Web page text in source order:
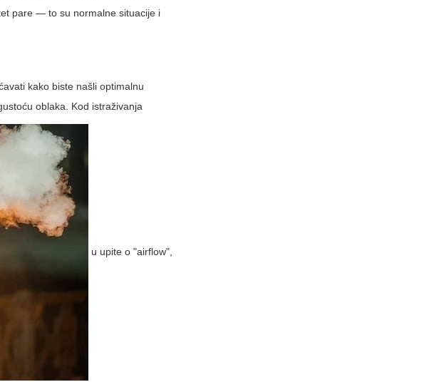
pare — to su normalne situacije i
kako biste našli optimalnu
oblaka. Kod istraživanja
u upite o "airflow",